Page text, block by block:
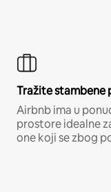
Tražite stambene
Airbnb ima u
prostore idealne
one koji se zbog